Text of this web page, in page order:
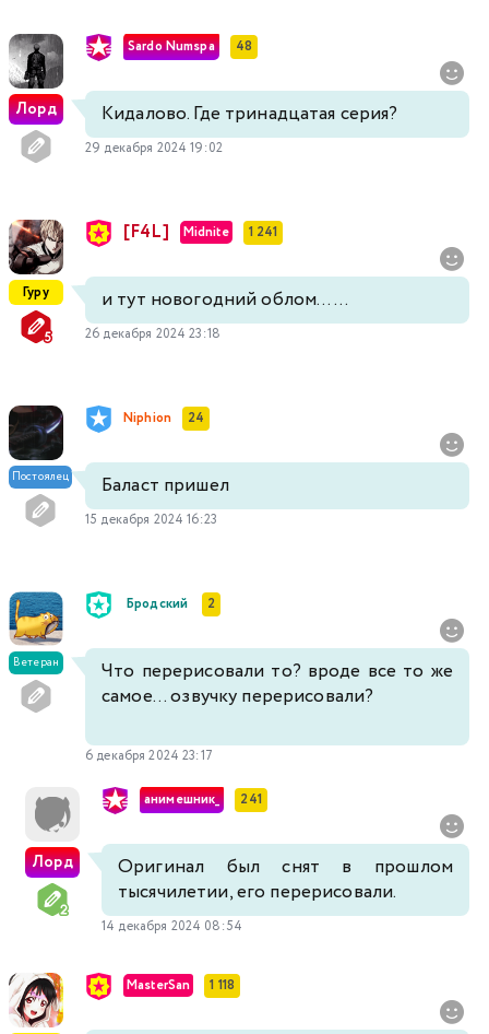
Лорд
Sardo Numspa 48
Кидалово. Где тринадцатая серия?
29 декабря 2024 19:02
Гуру
[F4L] Midnite 1 241
и тут новогодний облом......
26 декабря 2024 23:18
Постоялец
Niphion 24
Баласт пришел
15 декабря 2024 16:23
Ветеран
Бродский 2
Что перерисовали то? вроде все то же
самое... озвучку перерисовали?
6 декабря 2024 23:17
Лорд
анимешник_ 241
Оригинал был снят в прошлом
тысячилетии, его перерисовали.
14 декабря 2024 08:54
MasterSan 1 118